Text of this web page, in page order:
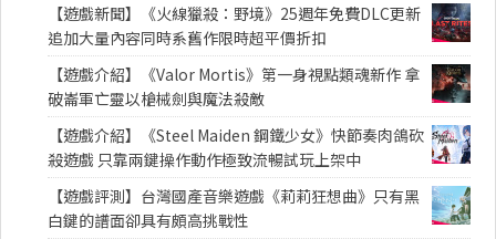
【遊戲新聞】《火線獵殺：野境》25週年免費DLC更新
追加大量內容同時系舊作限時超平價折扣
【遊戲介紹】《Valor Mortis》第一身視點類魂新作 拿
破崙軍亡靈以槍械劍與魔法殺敵
【遊戲介紹】《Steel Maiden 鋼鐵少女》快節奏肉鴿砍
殺遊戲 只靠兩鍵操作動作極致流暢試玩上架中
【遊戲評測】台灣國產音樂遊戲《莉莉狂想曲》只有黑
白鍵的譜面卻具有頗高挑戰性